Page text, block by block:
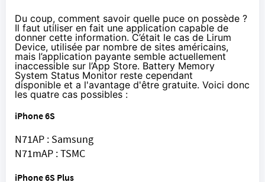
Du coup, comment savoir quelle puce on possède ?
Il faut utiliser en fait une application capable de
donner cette information. C’était le cas de Lirum
Device, utilisée par nombre de sites américains,
mais l’application payante semble actuellement
inaccessible sur l’App Store. Battery Memory
System Status Monitor reste cependant
disponible et a l'avantage d'être gratuite. Voici donc
les quatre cas possibles :
iPhone 6S
N71AP : Samsung
N71mAP : TSMC
iPhone 6S Plus